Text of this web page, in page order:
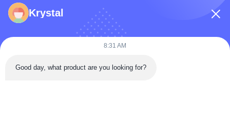
Krystal
8:31 AM
Good day, what product are you looking for?